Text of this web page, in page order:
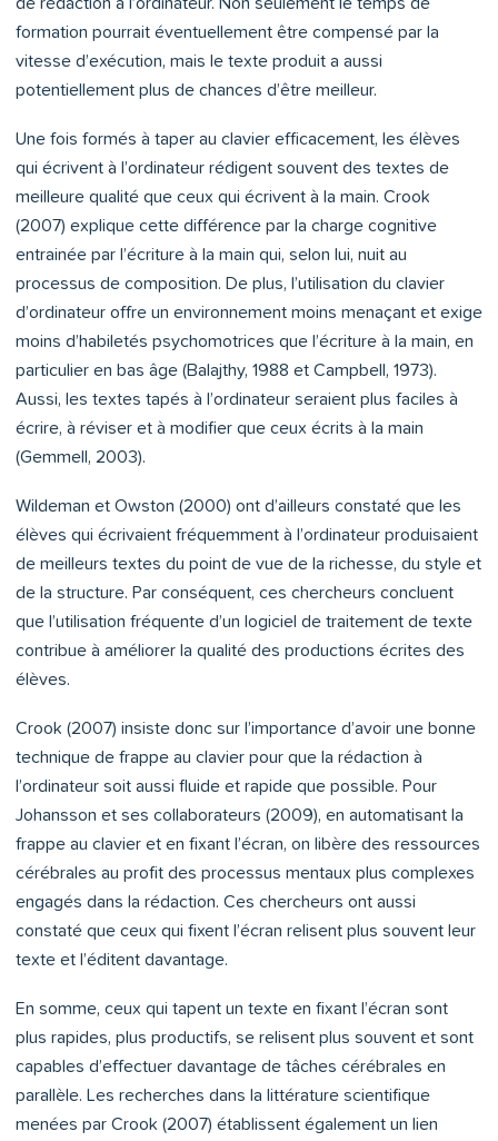
formation pourrait éventuellement être compensé par la
vitesse d’exécution, mais le texte produit a aussi
potentiellement plus de chances d’être meilleur.
Une fois formés à taper au clavier efficacement, les élèves
qui écrivent à l’ordinateur rédigent souvent des textes de
meilleure qualité que ceux qui écrivent à la main. Crook
(2007) explique cette différence par la charge cognitive
entrainée par l’écriture à la main qui, selon lui, nuit au
processus de composition. De plus, l’utilisation du clavier
d’ordinateur offre un environnement moins menaçant et exige
moins d’habiletés psychomotrices que l’écriture à la main, en
particulier en bas âge (Balajthy, 1988 et Campbell, 1973).
Aussi, les textes tapés à l’ordinateur seraient plus faciles à
écrire, à réviser et à modifier que ceux écrits à la main
(Gemmell, 2003).
Wildeman et Owston (2000) ont d’ailleurs constaté que les
élèves qui écrivaient fréquemment à l’ordinateur produisaient
de meilleurs textes du point de vue de la richesse, du style et
de la structure. Par conséquent, ces chercheurs concluent
que l’utilisation fréquente d’un logiciel de traitement de texte
contribue à améliorer la qualité des productions écrites des
élèves.
Crook (2007) insiste donc sur l’importance d’avoir une bonne
technique de frappe au clavier pour que la rédaction à
l’ordinateur soit aussi fluide et rapide que possible. Pour
Johansson et ses collaborateurs (2009), en automatisant la
frappe au clavier et en fixant l’écran, on libère des ressources
cérébrales au profit des processus mentaux plus complexes
engagés dans la rédaction. Ces chercheurs ont aussi
constaté que ceux qui fixent l’écran relisent plus souvent leur
texte et l’éditent davantage.
En somme, ceux qui tapent un texte en fixant l’écran sont
plus rapides, plus productifs, se relisent plus souvent et sont
capables d’effectuer davantage de tâches cérébrales en
parallèle. Les recherches dans la littérature scientifique
menées par Crook (2007) établissent également un lien